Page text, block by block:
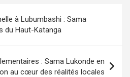
à Lubumbashi : Sama
du Haut-Katanga
: Sama Lukonde en
au cœur des réalités locales